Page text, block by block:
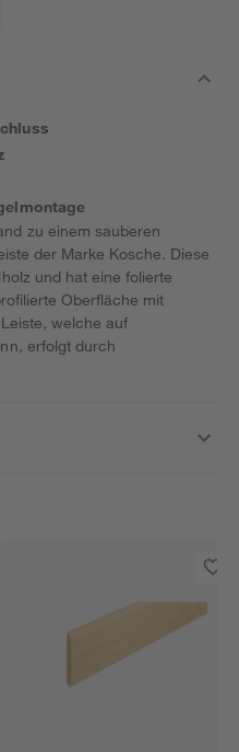
zu einem sauberen
der Marke Kosche. Diese
und hat eine folierte
Oberfläche mit
welche auf
erfolgt durch